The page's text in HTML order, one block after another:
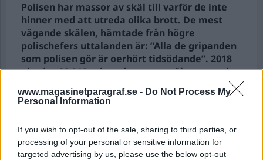
www.magasinetparagraf.se - Do Not Process My
Personal Information
If you wish to opt-out of the sale, sharing to third parties, or
processing of your personal or sensitive information for
targeted advertising by us, please use the below opt-out
Polisen har massor av skäl till varför de inte
hinner med att utreda olika brott. De mest
vägande skälen, hämtade från högre
polischefers uttalanden är: ”Alla de gripanden
som polisen gör är oerhört tidsödande”. 2018
gjordes 29 912 gripanden varav väktare stod
för 10 760. Poliser i yttre tjänst gjorde därmed i
snitt tre gripanden vardera under året. Låter
Utredning och redovisning av alla brott är
oerhört betungande. Under 2018 redovisade